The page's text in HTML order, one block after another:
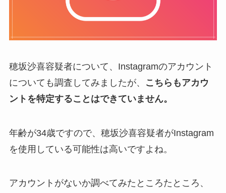
穂坂沙喜容疑者について、Instagramのアカウント
についても調査してみましたが、
こちらもアカウ
ントを特定することはできていません。
年齢が34歳ですので、穂坂沙喜容疑者がInstagram
を使用している可能性は高いですよね。
アカウントがないか調べてみたところたところ、